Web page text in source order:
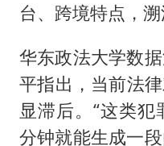
台、跨境特点，溯
华东政法大学数
平指出，当前法
显滞后。“这类
分钟就能生成一